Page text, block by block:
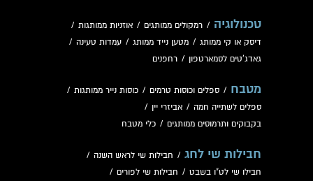
טכנולוגיה / רמקולים ממותגים / אוזניות ממותגות /
דיסק או קי ממותג / מטען נייד ממותג / עמדות טעינה /
גאדג'טים לסמארטפון / רחפנים
מטבח / ספלים וכוסות טרמים / כוסות נייר ממותגות /
ספלים לשתייה חמה / אביזרי יין /
בקבוקים ותרמוסים ממותגים / כלי מטבח
חבילות שי לחג / חבילות שי לראש השנה /
חבילו שי לט"ו בשבט / חבילות שי לפורים /